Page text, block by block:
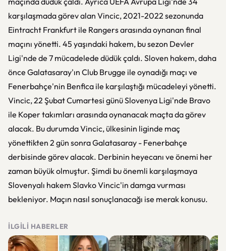
karşılaşmada görev alan Vincic, 2021-2022 sezonunda
Eintracht Frankfurt ile Rangers arasında oynanan final
maçını yönetti. 45 yaşındaki hakem, bu sezon Devler
Ligi'nde de 7 mücadelede düdük çaldı. Sloven hakem, daha
önce Galatasaray'ın Club Brugge ile oynadığı maçı ve
Fenerbahçe'nin Benfica ile karşılaştığı mücadeleyi yönetti.
Vincic, 22 Şubat Cumartesi günü Slovenya Ligi'nde Bravo
ile Koper takımları arasında oynanacak maçta da görev
alacak. Bu durumda Vincic, ülkesinin liginde maç
yönettikten 2 gün sonra Galatasaray - Fenerbahçe
derbisinde görev alacak. Derbinin heyecanı ve önemi her
zaman büyük olmuştur. Şimdi bu önemli karşılaşmaya
Slovenyalı hakem Slavko Vincic'in damga vurması
bekleniyor. Maçın nasıl sonuçlanacağı ise merak konusu.
İLGILI HABERLER